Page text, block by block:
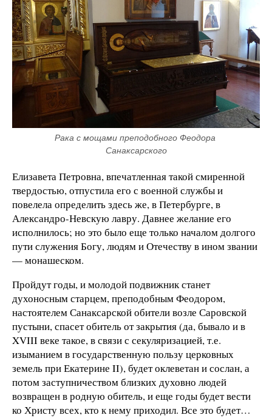
Рака с мощами преподобного Феодора
Санаксарского
Елизавета Петровна, впечатленная такой смиренной
твердостью, отпустила его с военной службы и
повелела определить здесь же, в Петербурге, в
Александро-Невскую лавру. Давнее желание его
исполнилось; но это было еще только началом долгого
пути служения Богу, людям и Отечеству в ином звании
— монашеском.
Пройдут годы, и молодой подвижник станет
духоносным старцем, преподобным Феодором,
настоятелем Санаксарской обители возле Саровской
пустыни, спасет обитель от закрытия (да, бывало и в
XVIII веке такое, в связи с секуляризацией, т.е.
изыманием в государственную пользу церковных
земель при Екатерине II), будет оклеветан и сослан, а
потом заступничеством близких духовно людей
возвращен в родную обитель, и еще годы будет вести
ко Христу всех, кто к нему приходил. Все это будет…